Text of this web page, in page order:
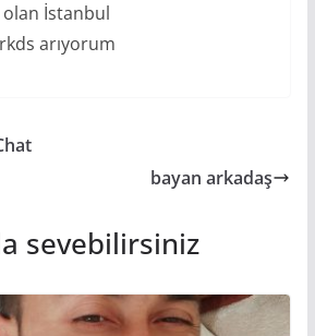
olan İstanbul
arıyorum
bayan arkadaş
sevebilirsiniz